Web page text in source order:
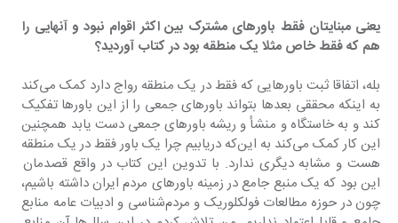
‌یعنی مبنایتان فقط باورهای مشترک بین اکثر اقوام نبود و آنهایی را
هم که فقط خاص مثلا یک منطقه بود در کتاب آوردید؟
بله، اتفاقا ثبت باورهایی که فقط در یک منطقه رواج دارد کمک می‌کند
به اینکه محققی بعدها بتواند باورهای جمعی را از این باورها تفکیک
کند و به خاستگاه و منشأ و ریشه باورهای جمعی دست یابد همچنین
این کار کمک می‌کند به این‌که دریابیم چرا یک باور فقط در یک منطقه
هست و مشابه دیگری ندارد. با تدوین این کتاب در واقع قصدمان
این بود که یک منبع جامع در زمینه باورهای مردم ایران داشته باشیم،
چون در حوزه مطالعات فولکلوریک و مردم‌شناسی و ادبیات عامه منابع